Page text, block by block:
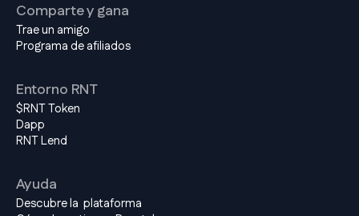
Comparte y gana
Trae un amigo
Programa de afiliados
Entorno RNT
$RNT Token
Dapp
RNT Lend
Ayuda
Descubre la plataforma